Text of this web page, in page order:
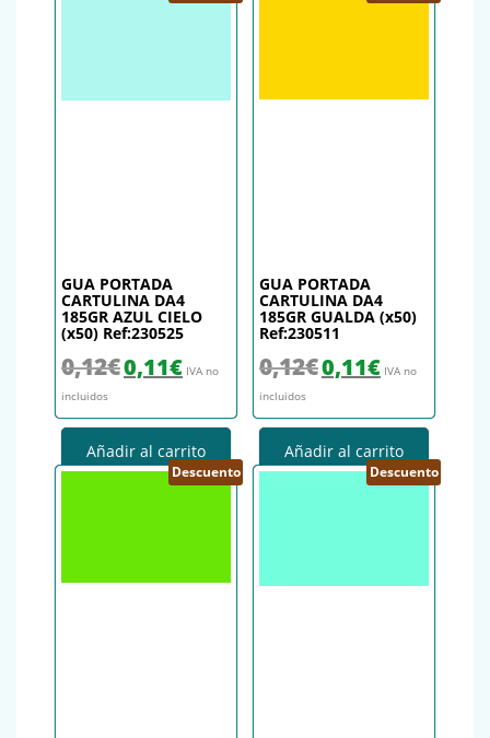
GUA PORTADA
CARTULINA DA4
185GR AZUL CIELO
(x50) Ref:230525
0,12€ El precio original era: 0,12€.
0,11€El precio actual es: 0,11€.
IVA no
incluidos
Añadir al carrito
GUA PORTADA
CARTULINA DA4
185GR GUALDA (x50)
Ref:230511
0,12€ El precio original era: 0,12€.
0,11€El precio actual
IVA no
incluidos
Añadir al carrito
Descuento Descuento